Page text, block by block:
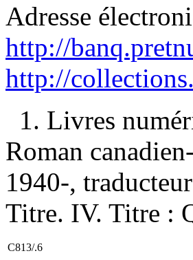
Adresse
http://
http://
1. Livres
Roman
1940-,
Titre. IV. Titre :
C813/.6